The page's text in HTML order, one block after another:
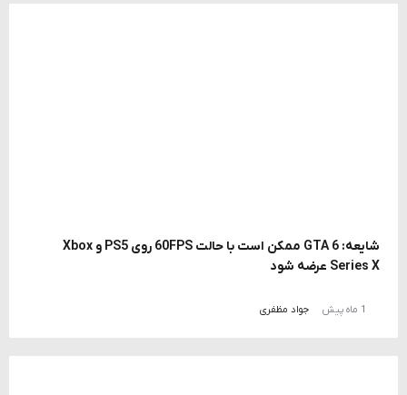
شایعه: GTA 6 ممکن است با حالت 60FPS روی PS5 و Xbox
Series X عرضه شود
1 ماه پیش جواد مظفری